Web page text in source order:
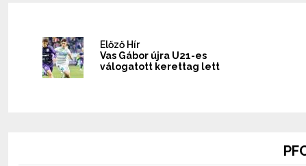
Előző Hír
Vas Gábor újra U21-es
válogatott kerettag lett